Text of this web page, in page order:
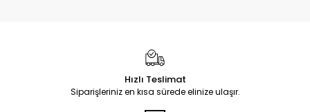
Hızlı Teslimat
Siparişleriniz en kısa sürede elinize ulaşır.